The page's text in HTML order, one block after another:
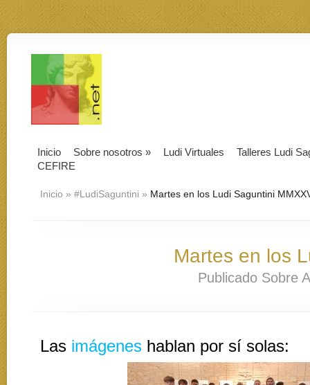
Inicio Sobre nosotros » Ludi Virtuales
Talleres Ludi
CEFIRE
Inicio » #LudiSaguntini » Martes en los Ludi Saguntini
Martes en los
Publicado Sobre
Las imágenes hablan por sí solas: